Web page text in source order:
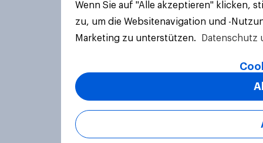
Wenn Sie auf "Alle akzeptieren" klicken,
zu, um die Websitenavigation und -
Marketing zu unterstützen.
Datenschutz